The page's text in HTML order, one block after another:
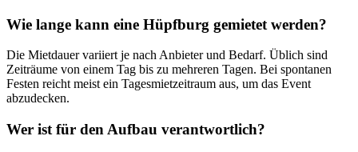
Wie lange kann eine Hüpfburg gemietet werden?
Die Mietdauer variiert je nach Anbieter und Bedarf. Üblich sind
Zeiträume von einem Tag bis zu mehreren Tagen. Bei spontanen
Festen reicht meist ein Tagesmietzeitraum aus, um das Event
abzudecken.
Wer ist für den Aufbau verantwortlich?